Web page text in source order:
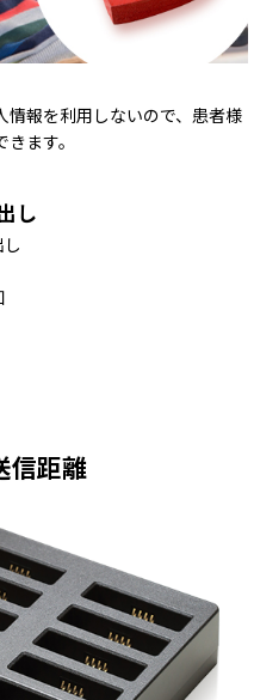
情報を利用しないので、患者様
ます。
し
信距離